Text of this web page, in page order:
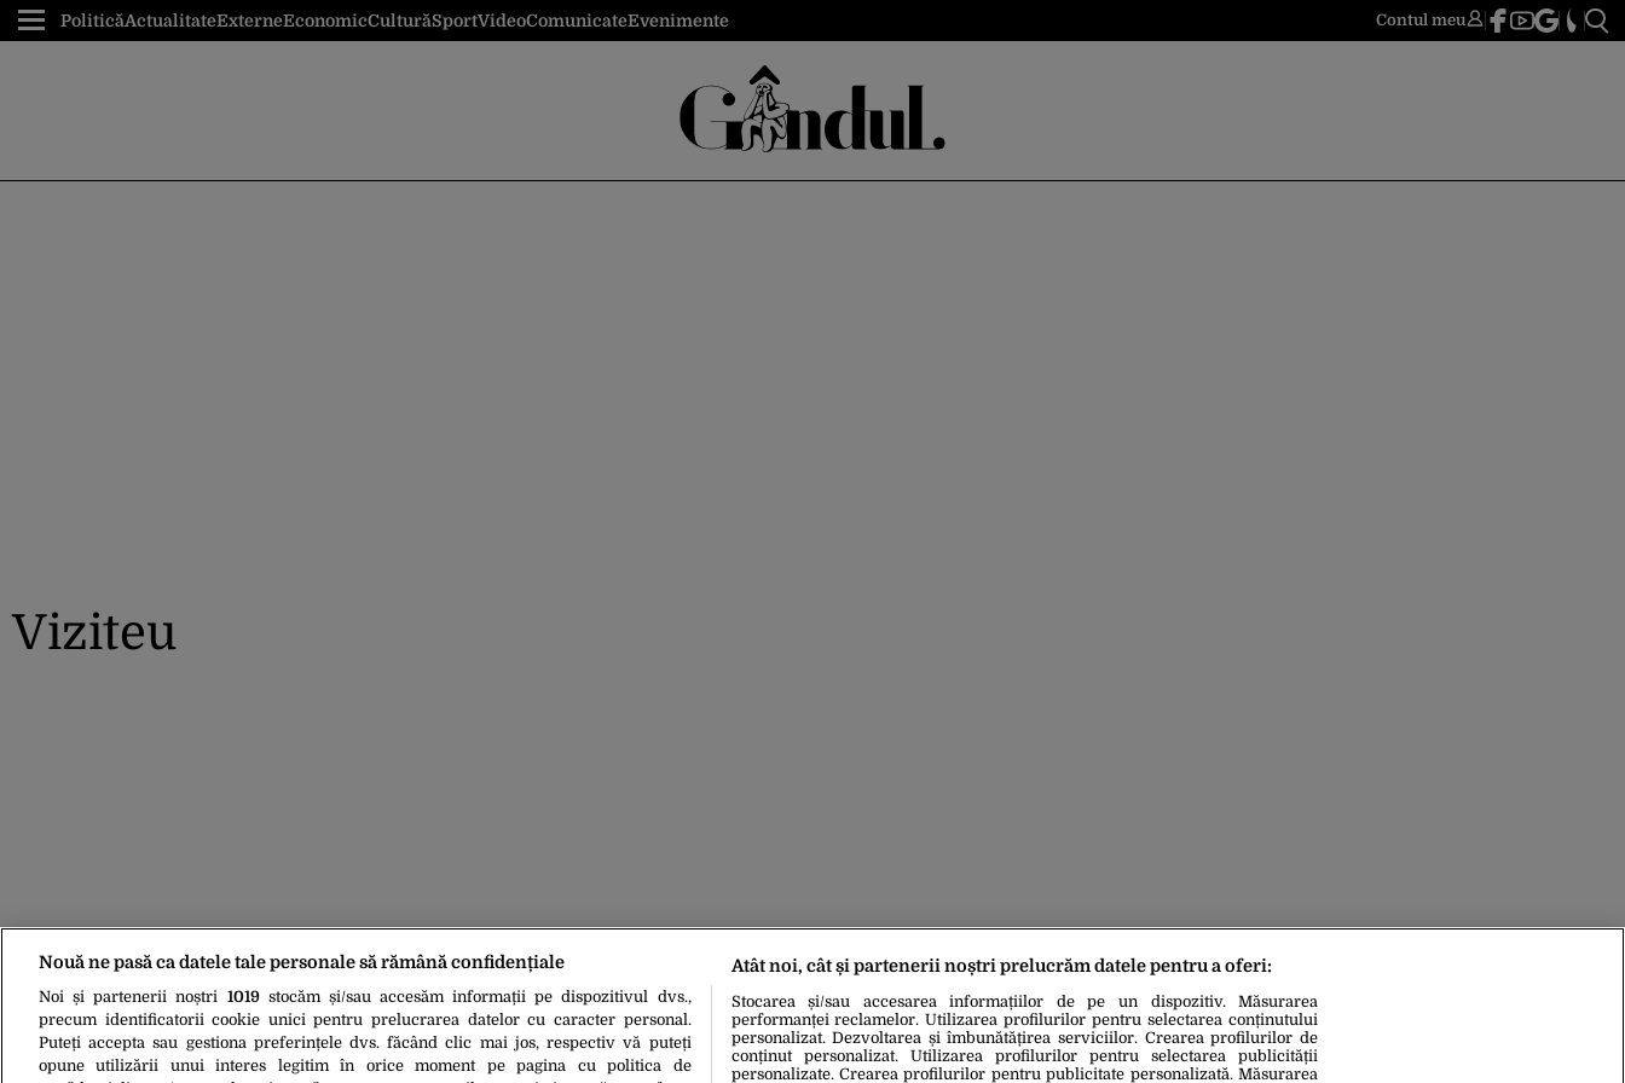
PoliticăActualitateExterneEconomicCulturăSportVideoComunicateEvenimente Contul meu
Viziteu
Nouă ne pasă ca datele tale personale să rămână confidențiale
Noi și partenerii noștri 1019stocăm și/sau accesăm informații pe dispozitivul dvs.,
precum identificatorii cookie unici pentru prelucrarea datelor cu caracter personal.
Puteți accepta sau gestiona preferințele dvs. făcând clic mai jos, respectiv vă puteți
opune utilizării unui interes legitim în orice moment pe pagina cu politica de
Atât noi, cât și partenerii noștri prelucrăm datele pentru a oferi:
Stocarea și/sau accesarea informațiilor de pe un dispozitiv. Măsurarea
performanței reclamelor. Utilizarea profilurilor pentru selectarea conținutului
personalizat. Dezvoltarea și îmbunătățirea serviciilor. Crearea profilurilor de
conținut personalizat. Utilizarea profilurilor pentru selectarea publicității
personalizate. Crearea profilurilor pentru publicitate personalizată. Măsurarea